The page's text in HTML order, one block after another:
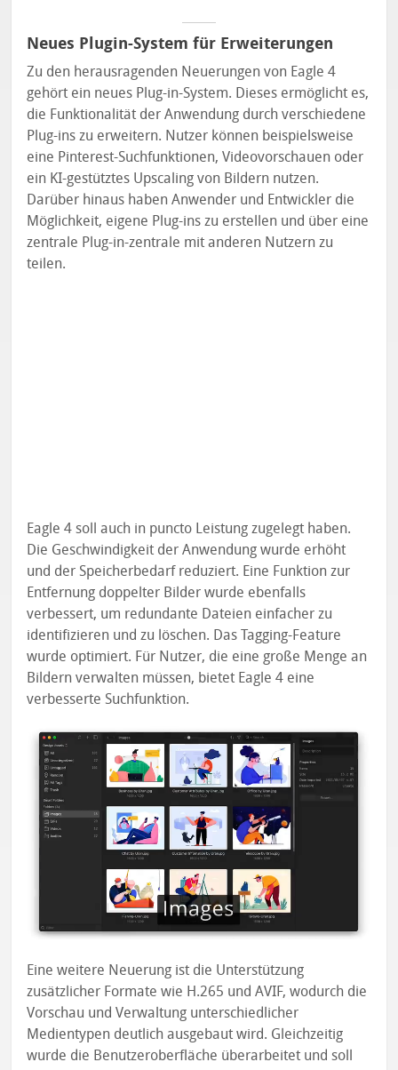
Neues Plugin-System für Erweiterungen
Zu den herausragenden Neuerungen von Eagle 4
gehört ein neues Plug-in-System. Dieses ermöglicht es,
die Funktionalität der Anwendung durch verschiedene
Plug-ins zu erweitern. Nutzer können beispielsweise
eine Pinterest-Suchfunktionen, Videovorschauen oder
ein KI-gestütztes Upscaling von Bildern nutzen.
Darüber hinaus haben Anwender und Entwickler die
Möglichkeit, eigene Plug-ins zu erstellen und über eine
zentrale Plug-in-zentrale mit anderen Nutzern zu
teilen.
Eagle 4 soll auch in puncto Leistung zugelegt haben.
Die Geschwindigkeit der Anwendung wurde erhöht
und der Speicherbedarf reduziert. Eine Funktion zur
Entfernung doppelter Bilder wurde ebenfalls
verbessert, um redundante Dateien einfacher zu
identifizieren und zu löschen. Das Tagging-Feature
wurde optimiert. Für Nutzer, die eine große Menge an
Bildern verwalten müssen, bietet Eagle 4 eine
verbesserte Suchfunktion.
Eine weitere Neuerung ist die Unterstützung
zusätzlicher Formate wie H.265 und AVIF, wodurch die
Vorschau und Verwaltung unterschiedlicher
Medientypen deutlich ausgebaut wird. Gleichzeitig
wurde die Benutzeroberfläche überarbeitet und soll